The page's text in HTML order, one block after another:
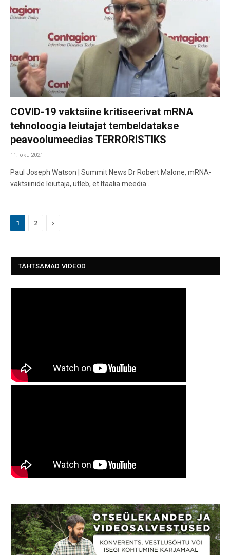
COVID-19 vaktsiine kritiseerivat mRNA
tehnoloogia leiutajat tembeldatakse
peavoolumeedias TERRORISTIKS
11. okt. 2021
Paul Joseph Watson | Summit News Dr Robert Malone, mRNA-
vaktsiinide leiutaja, ütleb, et Itaalia meedia…
1 2 Next
TÄHTSAMAD VIDEOD